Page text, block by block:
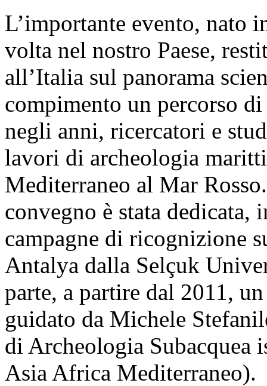
L’importante evento, nato
volta nel nostro Paese,
all’Italia sul panorama
compimento un percorso
negli anni, ricercatori e
lavori di archeologia
Mediterraneo al Mar
convegno è stata
campagne di ricognizione
Antalya dalla Selçuk
parte, a partire dal 2011,
guidato da Michele
di Archeologia
Asia Africa Mediterraneo).